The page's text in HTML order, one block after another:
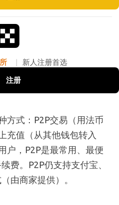
| 新人注册首选
注册
方式：P2P交易（用法币
充值（从其他钱包转入
户，P2P是最常用、最便
费。P2P仍支持支付宝、
由商家提供）。